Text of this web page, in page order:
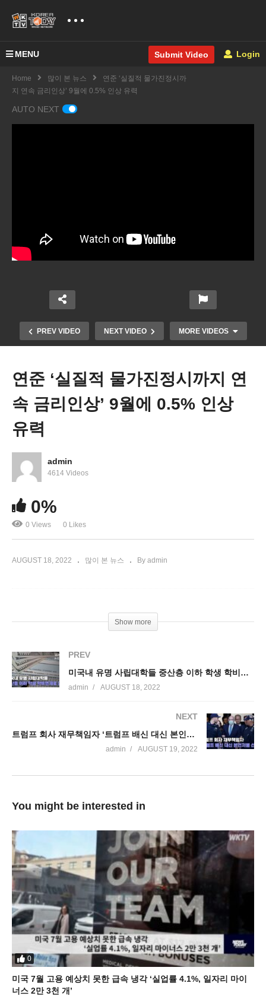
MENU Submit Video Login
Home 많이 본 뉴스
연준 ‘실질적 물가진정시까
지 연속 금리인상’ 9월에 0.5% 인상 유력
AUTO NEXT
PREV VIDEO NEXT VIDEO MORE VIDEOS
미국 렌트비 천정부지 급등에도 당첨 어렵다 ‘입찰
전쟁중’
연준 ‘실질적 물가진정시까지 연
속 금리인상’ 9월에 0.5% 인상
유력
admin
4614 Videos
0%
0 Views 0 Likes
AUGUST 18, 2022 많이 본 뉴스 By admin
Show more
PREV
미국내 유명 사립대학들 중산층 이하 학생 학비면제로 인기
admin AUGUST 18, 2022
NEXT
트럼프 회사 재무책임자 ‘트럼프 배신 대신 본인처벌 선택’
admin AUGUST 19, 2022
You might be interested in
0
미국 7월 고용 예상치 못한 급속 냉각 ‘실업률 4.1%, 일자리 마이
너스 2만 3천 개’